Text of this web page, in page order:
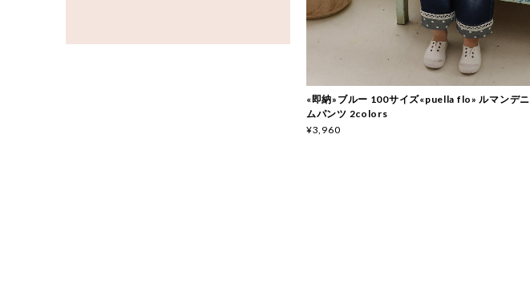
«即納»ブルー 100サイズ«puella flo» ルマンデニ
ムパンツ 2colors
¥3,960